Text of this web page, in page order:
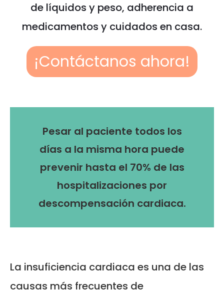
de líquidos y peso, adherencia a
medicamentos y cuidados en casa.
¡Contáctanos ahora!
Pesar al paciente todos los
días a la misma hora puede
prevenir hasta el 70% de las
hospitalizaciones por
descompensación cardiaca.
La insuficiencia cardiaca es una de las
causas más frecuentes de